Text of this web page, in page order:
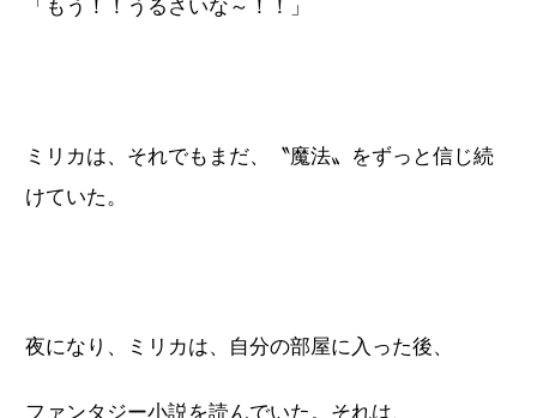
「もう！！うるさいな～！！」
ミリカは、それでもまだ、〝魔法〟をずっと信じ続
けていた。
夜になり、ミリカは、自分の部屋に入った後、
ファンタジー小説を読んでいた。それは、